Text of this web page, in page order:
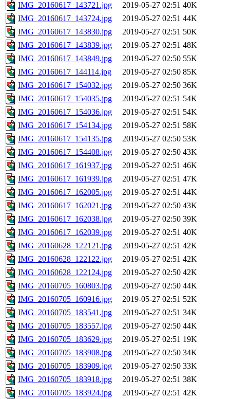
IMG_20160617_143721.jpg
2019-05-27 02:51 40K
IMG_20160617_143724.jpg
2019-05-27 02:51 44K
IMG_20160617_143830.jpg
2019-05-27 02:51 50K
IMG_20160617_143839.jpg
2019-05-27 02:51 48K
IMG_20160617_143849.jpg
2019-05-27 02:50 55K
IMG_20160617_144114.jpg
2019-05-27 02:50 85K
IMG_20160617_154032.jpg
2019-05-27 02:50 36K
IMG_20160617_154035.jpg
2019-05-27 02:51 54K
IMG_20160617_154036.jpg
2019-05-27 02:51 54K
IMG_20160617_154134.jpg
2019-05-27 02:51 58K
IMG_20160617_154135.jpg
2019-05-27 02:50 53K
IMG_20160617_154408.jpg
2019-05-27 02:50 43K
IMG_20160617_161937.jpg
2019-05-27 02:51 46K
IMG_20160617_161939.jpg
2019-05-27 02:51 47K
IMG_20160617_162005.jpg
2019-05-27 02:51 44K
IMG_20160617_162021.jpg
2019-05-27 02:50 43K
IMG_20160617_162038.jpg
2019-05-27 02:50 39K
IMG_20160617_162039.jpg
2019-05-27 02:51 40K
IMG_20160628_122121.jpg
2019-05-27 02:51 42K
IMG_20160628_122122.jpg
2019-05-27 02:51 42K
IMG_20160628_122124.jpg
2019-05-27 02:50 42K
IMG_20160705_160803.jpg
2019-05-27 02:50 44K
IMG_20160705_160916.jpg
2019-05-27 02:51 52K
IMG_20160705_183541.jpg
2019-05-27 02:51 34K
IMG_20160705_183557.jpg
2019-05-27 02:50 44K
IMG_20160705_183629.jpg
2019-05-27 02:51 19K
IMG_20160705_183908.jpg
2019-05-27 02:50 34K
IMG_20160705_183909.jpg
2019-05-27 02:50 33K
IMG_20160705_183918.jpg
2019-05-27 02:51 38K
IMG_20160705_183924.jpg
2019-05-27 02:51 42K